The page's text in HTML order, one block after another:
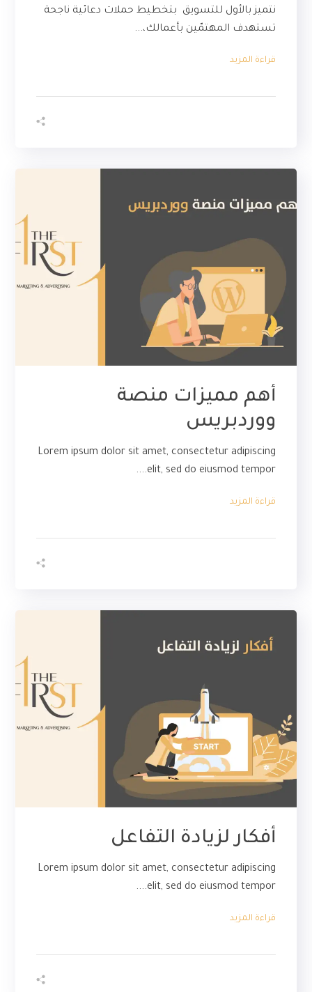
نتميز بالأول للتسويق بتخطيط حملات دعائية ناجحة
تستهدف المهتمّين بأعمالك،...
قراءة المزيد
أهم مميزات منصة
ووردبريس
Lorem ipsum dolor sit amet, consectetur adipiscing
elit, sed do eiusmod tempor....
قراءة المزيد
أفكار لزيادة التفاعل
Lorem ipsum dolor sit amet, consectetur adipiscing
elit, sed do eiusmod tempor....
قراءة المزيد